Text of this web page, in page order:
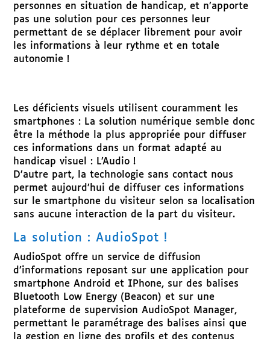
personnes en situation de handicap, et n’apporte
pas une solution pour ces personnes leur
permettant de se déplacer librement pour avoir
les informations à leur rythme et en totale
autonomie !
Les déficients visuels utilisent couramment les
smartphones : La solution numérique semble donc
être la méthode la plus appropriée pour diffuser
ces informations dans un format adapté au
handicap visuel : L’Audio !
D’autre part, la technologie sans contact nous
permet aujourd’hui de diffuser ces informations
sur le smartphone du visiteur selon sa localisation
sans aucune interaction de la part du visiteur.
La solution : AudioSpot !
AudioSpot offre un service de diffusion
d’informations reposant sur une application pour
smartphone Android et IPhone, sur des balises
Bluetooth Low Energy (Beacon) et sur une
plateforme de supervision AudioSpot Manager,
permettant le paramétrage des balises ainsi que
la gestion en ligne des profils et des contenus